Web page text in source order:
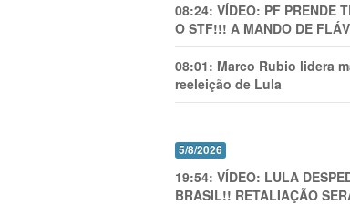
08:24: VÍDEO: PF PRENDE
O STF!!! A MANDO DE
08:01: Marco Rubio lidera
reeleição de Lula
5/8/2026
19:54: VÍDEO: LULA
BRASIL!! RETALIAÇÃO